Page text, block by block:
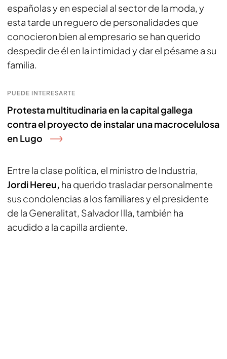
españolas y en especial al sector de la moda, y
esta tarde un reguero de personalidades que
conocieron bien al empresario se han querido
despedir de él en la intimidad y dar el pésame a su
familia.
PUEDE INTERESARTE
Protesta multitudinaria en la capital gallega
contra el proyecto de instalar una macrocelulosa
en Lugo
Entre la clase política, el ministro de Industria,
Jordi Hereu, ha querido trasladar personalmente
sus condolencias a los familiares y el presidente
de la Generalitat, Salvador Illa, también ha
acudido a la capilla ardiente.